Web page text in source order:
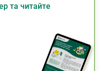
та читайте